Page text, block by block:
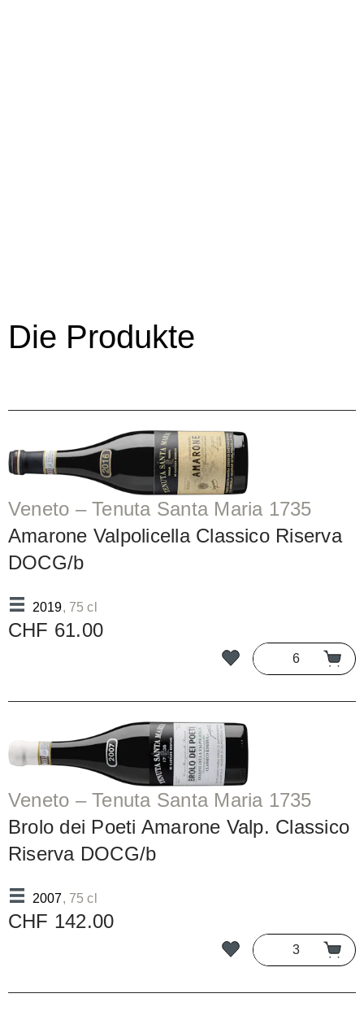
Die Produkte
Veneto – Tenuta Santa Maria 1735
Amarone Valpolicella Classico Riserva
DOCG/b
2019, 75 cl
CHF 61.00
Veneto – Tenuta Santa Maria 1735
Brolo dei Poeti Amarone Valp. Classico
Riserva DOCG/b
2007, 75 cl
CHF 142.00